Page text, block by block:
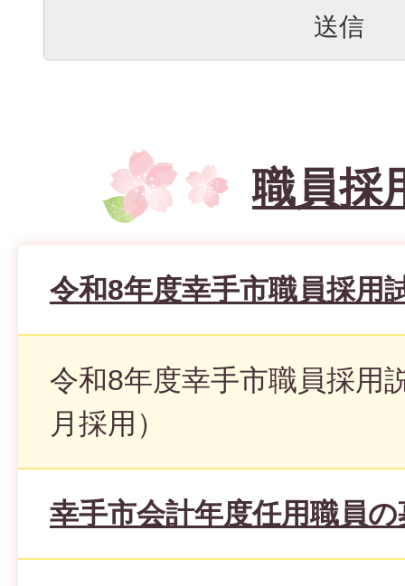
職員採
令和8年度幸手市職員採用
令和8年度幸手市職員採用
月採用）
幸手市会計年度任用職員の